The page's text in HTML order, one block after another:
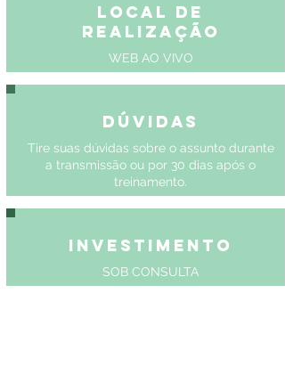
Local de
Realização
WEB AO VIVO
Dúvidas
Tire suas dúvidas sobre o assunto durante
a transmissão ou por 30 dias após o
treinamento.
Investimento
SOB CONSULTA